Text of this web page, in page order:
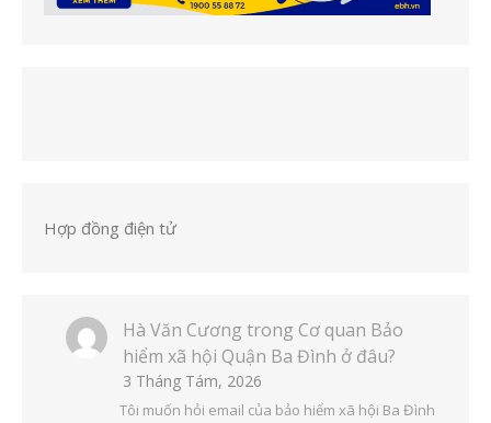
Hợp đồng điện tử
Hà Văn Cương trong Cơ quan Bảo
hiểm xã hội Quận Ba Đình ở đâu?
3 Tháng Tám, 2026
Tôi muốn hỏi email của bảo hiểm xã hội Ba Đình